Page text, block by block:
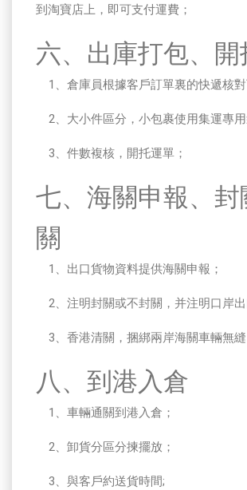
到淘寶店上，即可支付運費；
六、出庫打包、開
1、倉庫員根據客戶訂單裏的快遞核對
2、大小件區分，小包裹使用集運專用
3、件數複核，開托運單；
七、海關申報、封
關
1、出口貨物資料提供海關申報；
2、注明封關或不封關，并注明口岸出
3、香港清關，捆綁兩岸海關車輛無縫
八、到港入倉
1、車輛通關到港入倉；
2、卸貨分區分揀擺放；
3、與客戶約送貨時間;